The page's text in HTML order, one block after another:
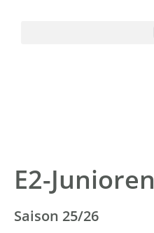
E2-Junioren
Saison 25/26